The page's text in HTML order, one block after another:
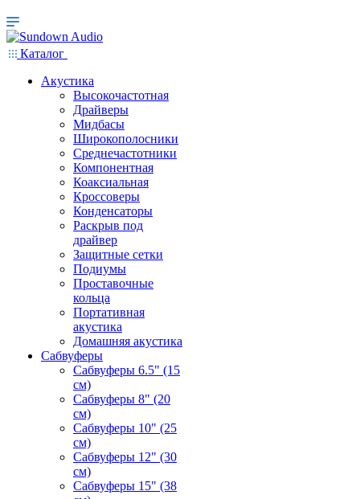
Каталог
Акустика
Высокочастотная
Драйверы
Мидбасы
Широкополосники
Среднечастотники
Компонентная
Коаксиальная
Кроссоверы
Конденсаторы
Раскрыв под
драйвер
Защитные сетки
Подиумы
Проставочные
кольца
Портативная
акустика
Домашняя акустика
Сабвуферы
Сабвуферы 6.5" (15
см)
Сабвуферы 8" (20
см)
Сабвуферы 10" (25
см)
Сабвуферы 12" (30
см)
Сабвуферы 15" (38